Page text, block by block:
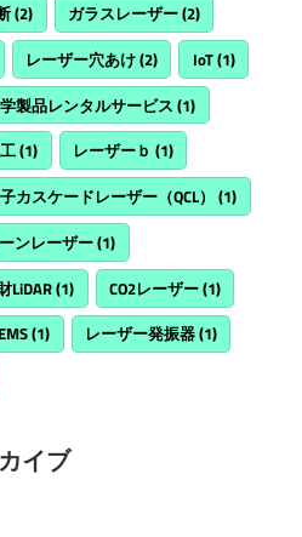
(2) ガラスレーザー(2)
レーザー穴あけ(2) IoT(1)
製品レンタルサービス (1)
(1) レーザーｂ (1)
カスケードレーザー（QCL） (1)
ンレーザー(1)
LiDAR(1) CO2レーザー(1)
(1) レーザー発振器(1)
イブ